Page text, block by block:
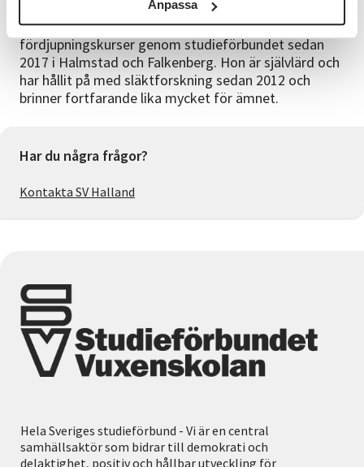
Anpassa
Isabelle Nolensjö har hållit i både nybörjare- och
fördjupningskurser genom studieförbundet sedan
2017 i Halmstad och Falkenberg. Hon är självlärd och
har hållit på med släktforskning sedan 2012 och
brinner fortfarande lika mycket för ämnet.
Har du några frågor?
Kontakta SV Halland
Hela Sveriges studieförbund - Vi är en central
samhällsaktör som bidrar till demokrati och
delaktighet, positiv och hållbar utveckling för